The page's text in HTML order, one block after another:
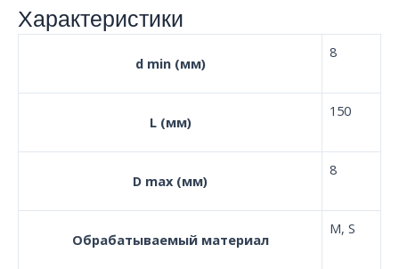
Характеристики
d min (мм)
8
L (мм)
150
D max (мм)
8
Обрабатываемый материал
M, S